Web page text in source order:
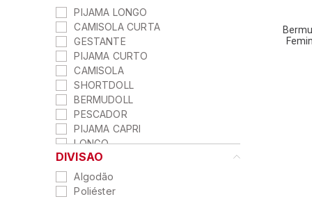
DIVISAO
Algodão
Poliéster
PIJAMA LONGO
CAMISOLA CURTA
GESTANTE
PIJAMA CURTO
CAMISOLA
SHORTDOLL
BERMUDOLL
PESCADOR
PIJAMA CAPRI
LONGO